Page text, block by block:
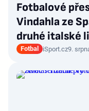
Fotbalové
Vindahla ze
druhé italské
Fotbal iSport.cz9.